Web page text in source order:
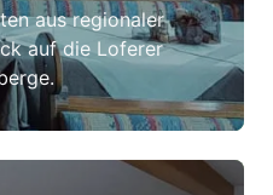
aus regionaler
auf die Loferer